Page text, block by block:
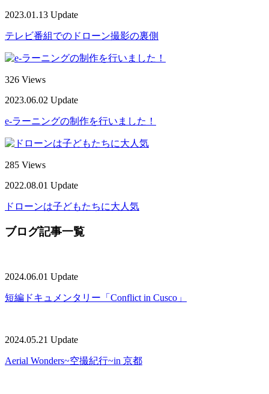
2023.01.13 Update
テレビ番組でのドローン撮影の裏側
326 Views
2023.06.02 Update
e-ラーニングの制作を行いました！
285 Views
2022.08.01 Update
ドローンは子どもたちに大人気
ブログ記事一覧
2024.06.01 Update
短編ドキュメンタリー「Conflict in Cusco」
2024.05.21 Update
Aerial Wonders~空撮紀行~in 京都